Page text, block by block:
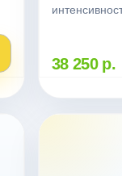
38 250 р.